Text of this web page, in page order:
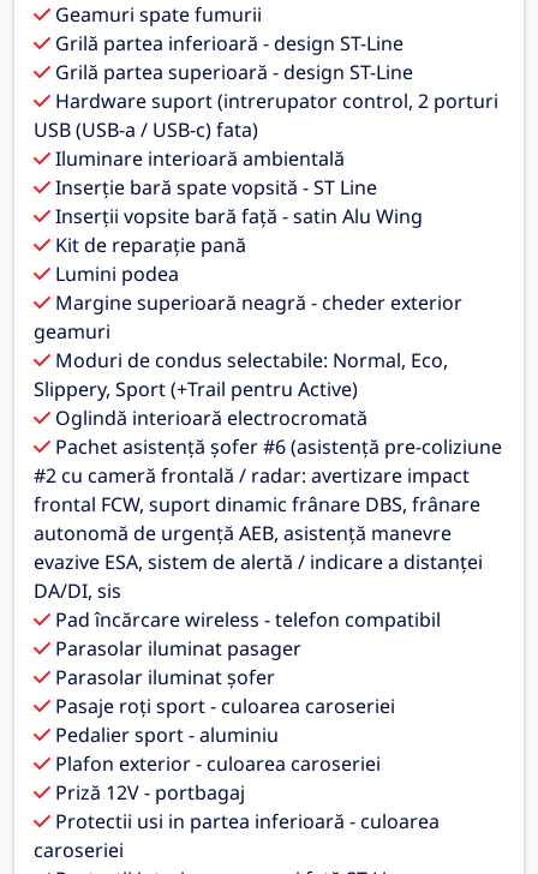
Geamuri spate fumurii
Grilă partea inferioară - design ST-Line
Grilă partea superioară - design ST-Line
Hardware suport (intrerupator control, 2 porturi
USB (USB-a / USB-c) fata)
Iluminare interioară ambientală
Inserție bară spate vopsită - ST Line
Inserții vopsite bară față - satin Alu Wing
Kit de reparație pană
Lumini podea
Margine superioară neagră - cheder exterior
geamuri
Moduri de condus selectabile: Normal, Eco,
Slippery, Sport (+Trail pentru Active)
Oglindă interioară electrocromată
Pachet asistență șofer #6 (asistență pre-coliziune
#2 cu cameră frontală / radar: avertizare impact
frontal FCW, suport dinamic frânare DBS, frânare
autonomă de urgență AEB, asistență manevre
evazive ESA, sistem de alertă / indicare a distanței
DA/DI, sis
Pad încărcare wireless - telefon compatibil
Parasolar iluminat pasager
Parasolar iluminat șofer
Pasaje roți sport - culoarea caroseriei
Pedalier sport - aluminiu
Plafon exterior - culoarea caroseriei
Priză 12V - portbagaj
Protectii usi in partea inferioară - culoarea
caroseriei